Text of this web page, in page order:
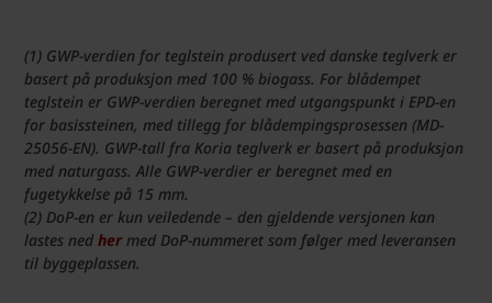
(1) GWP-verdien for teglstein produsert ved danske teglverk er
basert på produksjon med 100 % biogass. For blådempet
teglstein er GWP-verdien beregnet med utgangspunkt i EPD-en
for basissteinen, med tillegg for blådempingsprosessen (MD-
25056-EN). GWP-tall fra Koria teglverk er basert på produksjon
med naturgass. Alle GWP-verdier er beregnet med en
fugetykkelse på 15 mm.
(2) DoP-en er kun veiledende – den gjeldende versjonen kan
lastes ned her med DoP-nummeret som følger med leveransen
til byggeplassen.